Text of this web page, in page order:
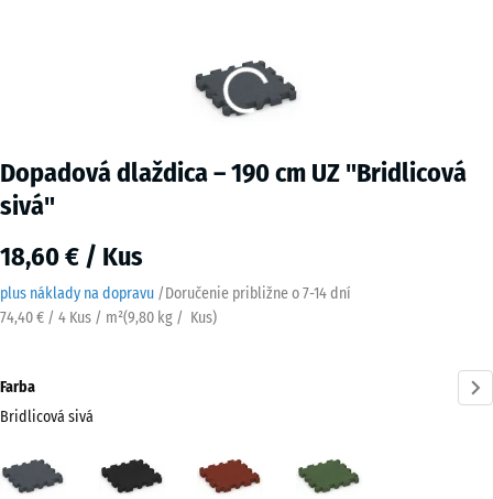
Dopadová dlaždica – 190 cm UZ "Bridlicová
sivá"
18,60 € / Kus
plus náklady na dopravu /Doručenie približne o7-14 dní
74,40 € / 4 Kus / m²(9,80 kg / Kus)
Farba
Bridlicová sivá
Bridlicová
červená